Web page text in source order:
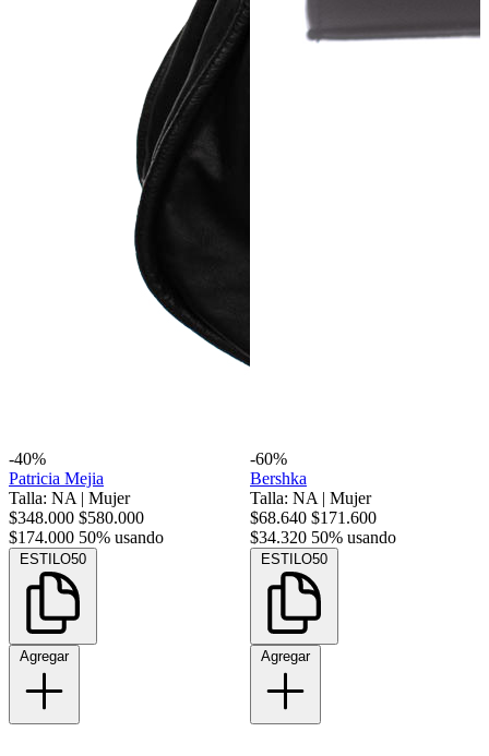
-40%
Patricia Mejia
Talla: NA | Mujer
$348.000 $580.000
$174.000 50% usando
ESTILO50
Agregar
-60%
Bershka
Talla: NA | Mujer
$68.640 $171.600
$34.320 50% usando
ESTILO50
Agregar